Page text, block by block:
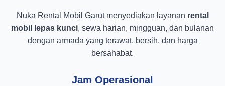
Nuka Rental Mobil Garut menyediakan layanan rental
mobil lepas kunci, sewa harian, mingguan, dan bulanan
dengan armada yang terawat, bersih, dan harga
bersahabat.
Jam Operasional